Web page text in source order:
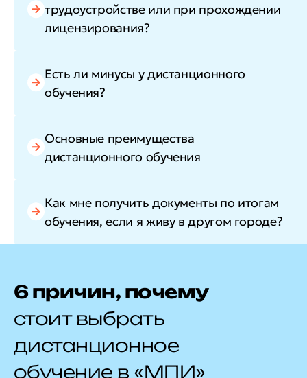
трудоустройстве или при прохождении
лицензирования?
Есть ли минусы у дистанционного
обучения?
Основные преимущества
дистанционного обучения
Как мне получить документы по итогам
обучения, если я живу в другом городе?
6 причин, почему
стоит выбрать
дистанционное
обучение в «МПИ»